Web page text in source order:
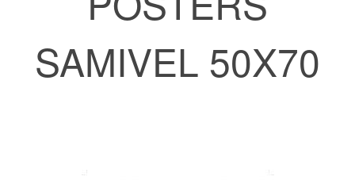
SAMIVEL 50X70